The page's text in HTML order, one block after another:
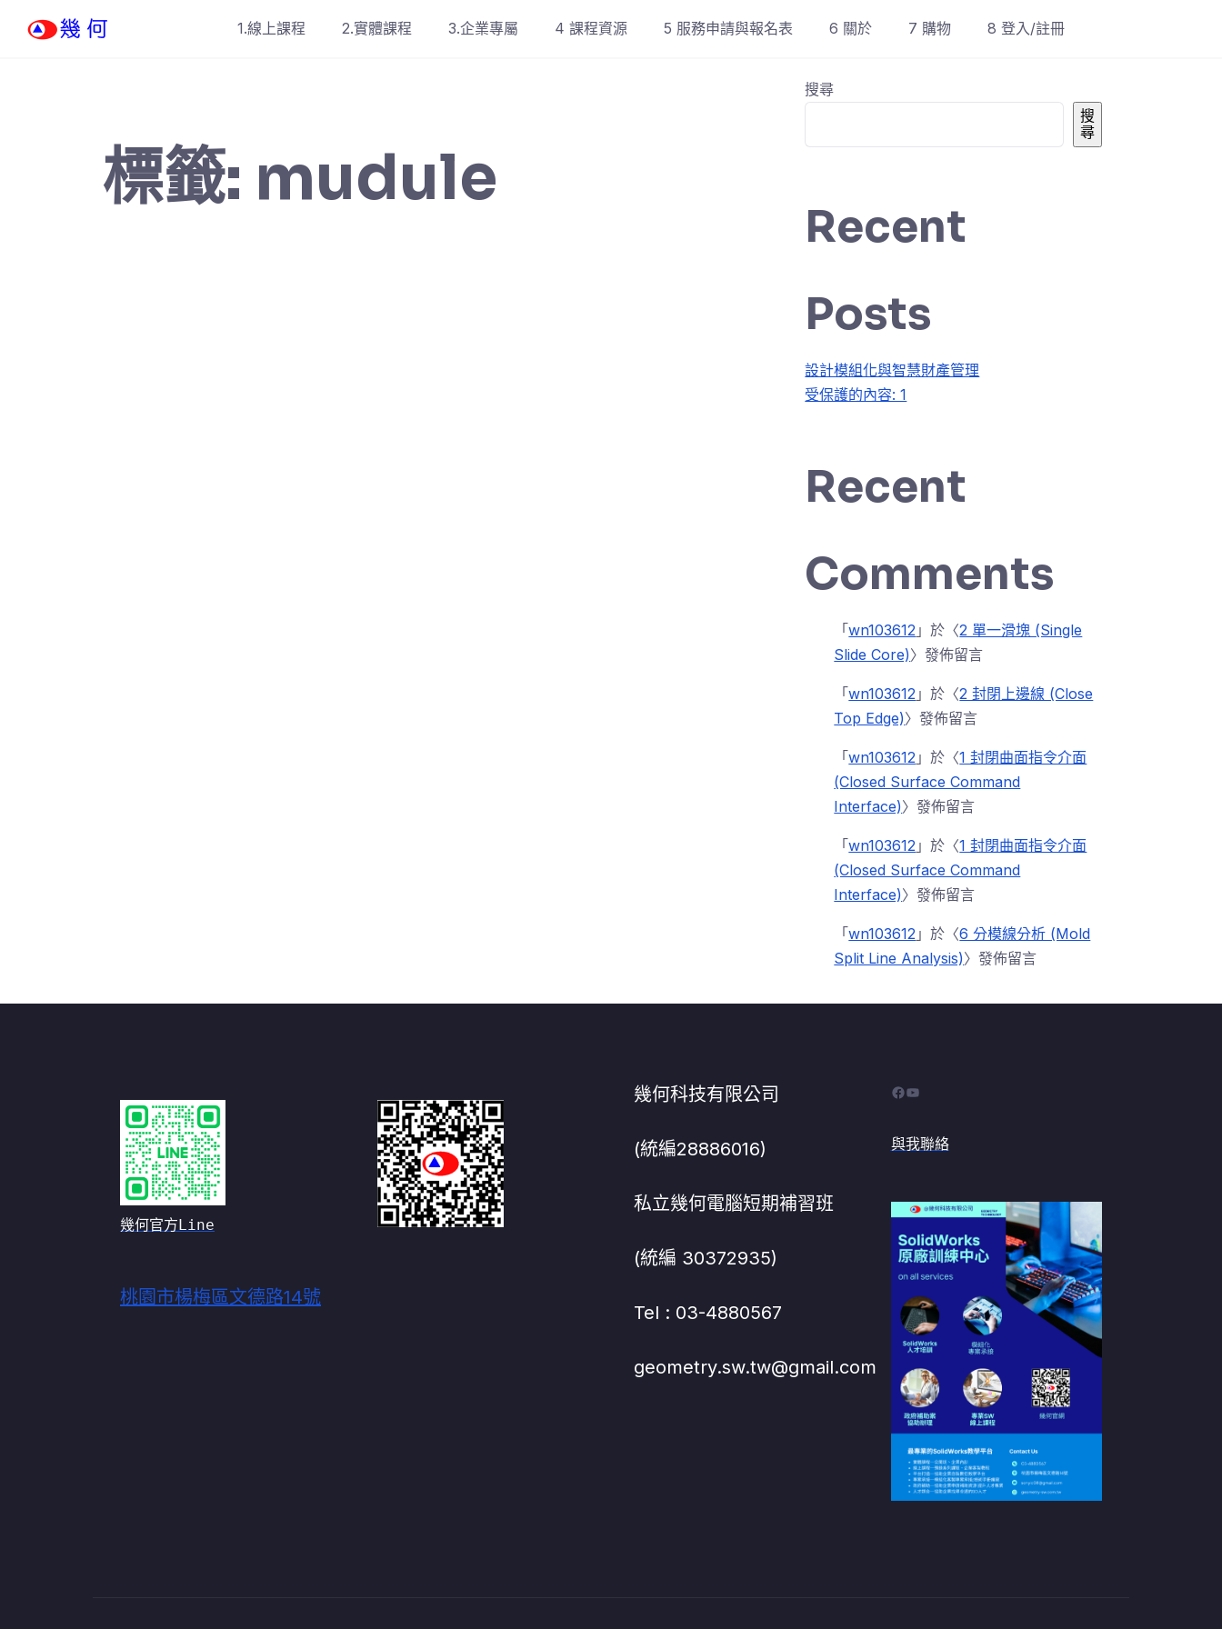
1.線上課程 2.實體課程 3.企業專屬 4 課程資源 5 服務申請與報名表 6 關於 7 購物 8 登入/註冊
標籤: mudule
搜尋
搜
尋
Recent
Posts
設計模組化與智慧財產管理
受保護的內容: 1
Recent
Comments
「wn103612 」於〈2 單一滑塊 (Single
Slide Core)〉發佈留言
「wn103612 」於〈2 封閉上邊線 (Close
Top Edge)〉發佈留言
「wn103612 」於〈1 封閉曲面指令介面
(Closed Surface Command
Interface)〉發佈留言
「wn103612 」於〈1 封閉曲面指令介面
(Closed Surface Command
Interface)〉發佈留言
「wn103612 」於〈6 分模線分析 (Mold
Split Line Analysis)〉發佈留言
幾何官方Line
桃園市楊梅區文德路14號
幾何科技有限公司
(統編28886016)
私立幾何電腦短期補習班
(統編 30372935)
Tel : 03-4880567
geometry.sw.tw@gmail.com
Facebook
YouTube
與我聯絡